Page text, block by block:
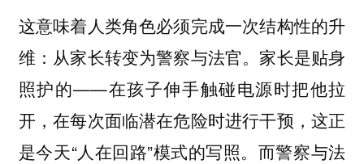
这意味着人类角色必须完成一次结构性的升
维：从家长转变为警察与法官。 家长是贴身
照护的——在孩子伸手触碰电源时把他拉
开，在每次面临潜在危险时进行干预，这正
是今天“人在回路”模式的写照。而警察与法